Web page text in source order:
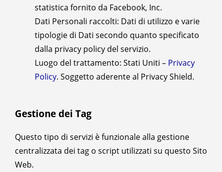
statistica fornito da Facebook, Inc.
Dati Personali raccolti: Dati di utilizzo e varie
tipologie di Dati secondo quanto specificato
dalla privacy policy del servizio.
Luogo del trattamento: Stati Uniti – Privacy
Policy. Soggetto aderente al Privacy Shield.
Gestione dei Tag
Questo tipo di servizi è funzionale alla gestione
centralizzata dei tag o script utilizzati su questo Sito
Web.